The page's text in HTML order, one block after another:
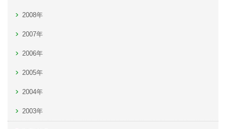
2008年
2007年
2006年
2005年
2004年
2003年